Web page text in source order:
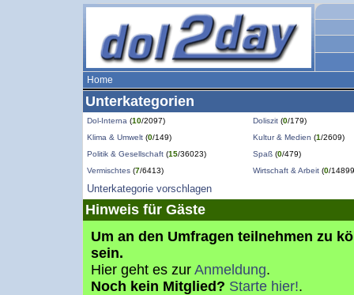
Home
Unterkategorien
Dol-Interna (10/2097) Doliszit (0/179)
Klima & Umwelt (0/149) Kultur & Medien (1/2609)
Politik & Gesellschaft (15/36023) Spaß (0/479)
Vermischtes (7/6413) Wirtschaft & Arbeit (0/
Unterkategorie vorschlagen
Hinweis für Gäste
Um an den Umfragen teilnehmen zu
sein.
Hier geht es zur Anmeldung.
Noch kein Mitglied? Starte hier!.